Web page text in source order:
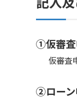
①仮審査
仮審査
②ローン